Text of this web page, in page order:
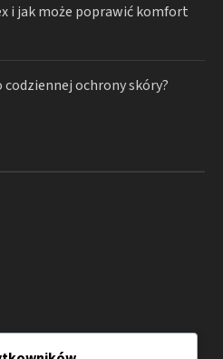
i jak może poprawić komfort
codziennej ochrony skóry?